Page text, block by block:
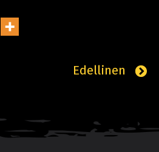
Edellinen